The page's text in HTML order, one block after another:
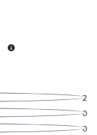
2
0
0